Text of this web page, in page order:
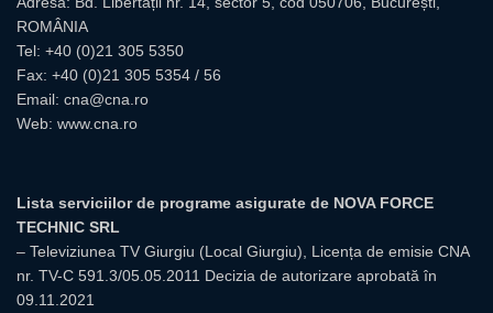
ROMÂNIA
Tel: +40 (0)21 305 5350
Fax: +40 (0)21 305 5354 / 56
Email: cna@cna.ro
Web: www.cna.ro
Lista serviciilor de programe asigurate de NOVA FORCE
TECHNIC SRL
– Televiziunea TV Giurgiu (Local Giurgiu), Licența de emisie CNA
nr. TV-C 591.3/05.05.2011 Decizia de autorizare aprobată în
09.11.2021